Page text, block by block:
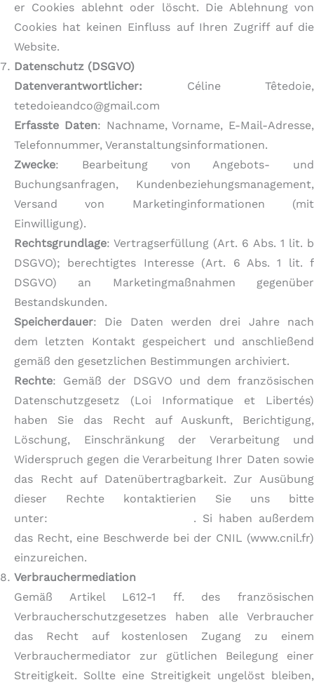
er Cookies ablehnt oder löscht. Die Ablehnung von
Cookies hat keinen Einfluss auf Ihren Zugriff auf die
Website.
Datenschutz (DSGVO)
Datenverantwortlicher: Céline Têtedoie,
tetedoieandco@gmail.com
Erfasste Daten: Nachname, Vorname, E-Mail-Adresse,
Telefonnummer, Veranstaltungsinformationen.
Zwecke: Bearbeitung von Angebots- und
Buchungsanfragen, Kundenbeziehungsmanagement,
Versand von Marketinginformationen (mit
Einwilligung).
Rechtsgrundlage: Vertragserfüllung (Art. 6 Abs. 1 lit. b
DSGVO); berechtigtes Interesse (Art. 6 Abs. 1 lit. f
DSGVO) an Marketingmaßnahmen gegenüber
Bestandskunden.
Speicherdauer: Die Daten werden drei Jahre nach
dem letzten Kontakt gespeichert und anschließend
gemäß den gesetzlichen Bestimmungen archiviert.
Rechte: Gemäß der DSGVO und dem französischen
Datenschutzgesetz (Loi Informatique et Libertés)
haben Sie das Recht auf Auskunft, Berichtigung,
Löschung, Einschränkung der Verarbeitung und
Widerspruch gegen die Verarbeitung Ihrer Daten sowie
das Recht auf Datenübertragbarkeit. Zur Ausübung
dieser Rechte kontaktierien Sie uns bitte
unter:
. Si haben außerdem
das Recht, eine Beschwerde bei der CNIL (www.cnil.fr)
einzureichen.
Verbrauchermediation
Gemäß Artikel L612-1 ff. des französischen
Verbraucherschutzgesetzes haben alle Verbraucher
das Recht auf kostenlosen Zugang zu einem
Verbrauchermediator zur gütlichen Beilegung einer
Streitigkeit. Sollte eine Streitigkeit ungelöst bleiben,